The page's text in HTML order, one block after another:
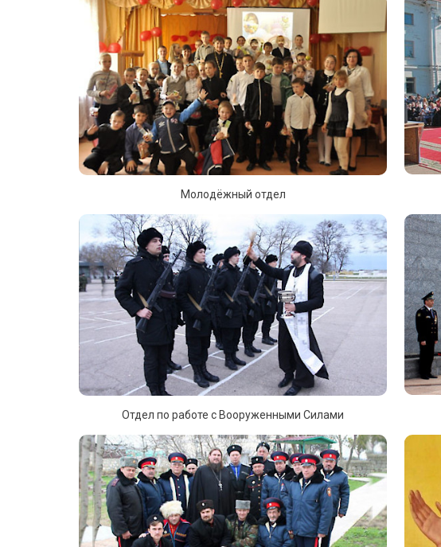
Молодёжный отдел
Отдел по работе с Вооруженными Силами